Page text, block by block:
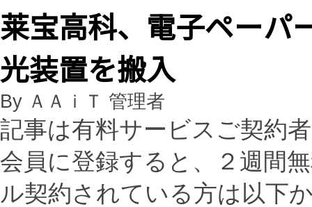
莱宝高科、電子ペーパ
光装置を搬入
By ＡＡｉＴ 管理者
記事は有料サービスご契約
会員に登録すると、２週間
ル契約されている方は以下